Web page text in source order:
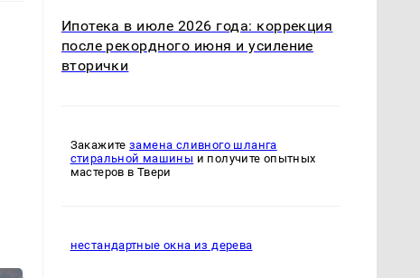
Ипотека в июле 2026 года: коррекция
после рекордного июня и усиление
вторички
Закажитезамена сливного шланга
стиральной машины и получите опытных
мастеров в Твери
нестандартные окна из дерева